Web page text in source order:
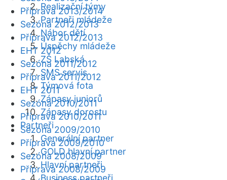
Realizační týmy
Partneři mládeže
Nábor dětí
Úspěchy mládeže
ZŠ Labská
SMS servis
Týmová fota
Zápasy juniorů
Zápasy dorostu
Partneři
Generální partner
GOLD hlavní partner
Hlavní partneři
Business partneři
Příprava 2013/2014
Sezóna 2012/2013
Příprava 2012/2013
EHT 2012
Sezóna 2011/2012
Příprava 2011/2012
EHT 2011
Sezóna 2010/2011
Příprava 2010/2011
Sezóna 2009/2010
Příprava 2009/2010
Sezóna 2008/2009
Příprava 2008/2009